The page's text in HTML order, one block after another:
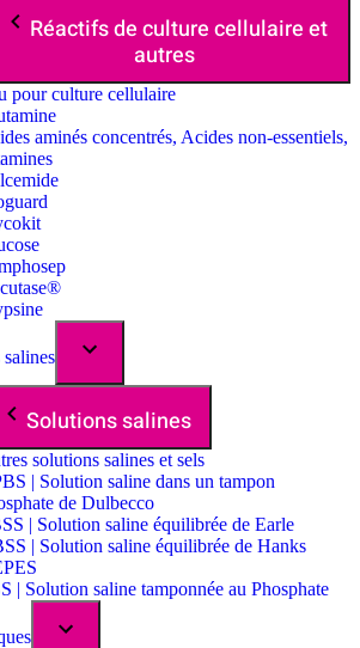
Réactifs de culture cellulaire et
autres
pour culture cellulaire
aminés concentrés, Acides non-essentiels,
Solutions salines
solutions salines et sels
| Solution saline dans un tampon
de Dulbecco
| Solution saline équilibrée de Earle
| Solution saline équilibrée de Hanks
| Solution saline tamponnée au Phosphate